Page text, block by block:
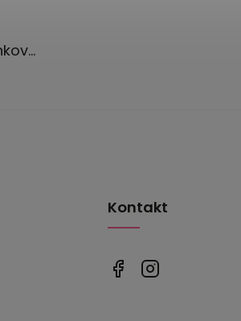
Hana Jankovská
Kontakt